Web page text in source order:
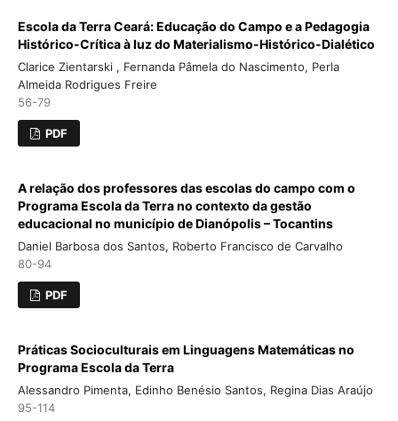
Escola da Terra Ceará: Educação do Campo e a Pedagogia
Histórico-Crítica à luz do Materialismo-Histórico-Dialético
Clarice Zientarski , Fernanda Pâmela do Nascimento, Perla
Almeida Rodrigues Freire
56-79
PDF
A relação dos professores das escolas do campo com o
Programa Escola da Terra no contexto da gestão
educacional no município de Dianópolis – Tocantins
Daniel Barbosa dos Santos, Roberto Francisco de Carvalho
80-94
PDF
Práticas Socioculturais em Linguagens Matemáticas no
Programa Escola da Terra
Alessandro Pimenta, Edinho Benésio Santos, Regina Dias Araújo
95-114